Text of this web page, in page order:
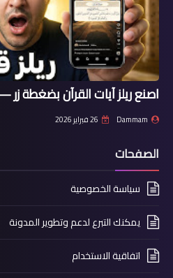
اصنع ريلز آيات القرآن بضغطة زر
Dammam 26 فبراير 2026
الصفحات
سياسة الخصوصية
يمكنك التبرع لدعم وتطوير المدونة
اتفاقية الاستخدام